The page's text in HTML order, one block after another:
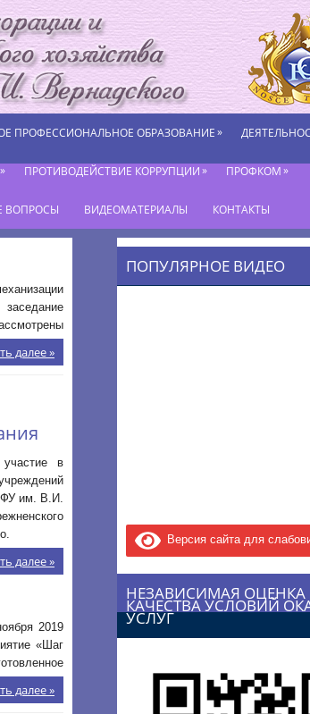
ПРОФЕССИОНАЛЬНОЕ ОБРАЗОВАНИЕ»
» ПРОТИВОДЕЙСТВИЕ КОРРУПЦИИ» ПРОФКОМ»
ВОПРОСЫ ВИДЕОМАТЕРИАЛЫ КОНТАКТЫ
далее »
в
им. В.И.
далее »
2019
«Шаг
далее »
ПОПУЛЯРНОЕ ВИДЕО
Версия сайта для
НЕЗАВИСИМАЯ ОЦЕНКА
КАЧЕСТВА УСЛОВИЙ
УСЛУГ